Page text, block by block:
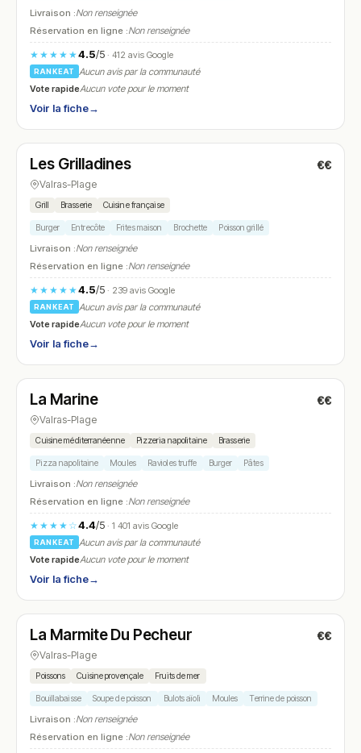
Livraison :Non renseignée
Réservation en ligne :Non renseignée
★★★★★4.5/5· 412 avis Google
RANKEAT
Aucun avis par la communauté
Vote rapideAucun vote pour le moment
Voir la fiche→
N° 14
Les Grilladines €€
Valras-Plage
Grill Brasserie Cuisine française
Burger Entrecôte Frites maison Brochette Poisson grillé
Livraison :Non renseignée
Réservation en ligne :Non renseignée
★★★★★4.5/5· 239 avis Google
RANKEAT
Aucun avis par la communauté
Vote rapideAucun vote pour le moment
Voir la fiche→
N° 15
La Marine €€
Valras-Plage
Cuisine méditerranéenne Pizzeria napolitaine Brasserie
Pizza napolitaine Moules Ravioles truffe Burger Pâtes
Livraison :Non renseignée
Réservation en ligne :Non renseignée
★★★★☆4.4/5· 1 401 avis Google
RANKEAT
Aucun avis par la communauté
Vote rapideAucun vote pour le moment
Voir la fiche→
N° 16
La Marmite Du Pecheur €€
Valras-Plage
Poissons Cuisine provençale Fruits de mer
Bouillabaisse Soupe de poisson Bulots aïoli Moules Terrine de poisson
Livraison :Non renseignée
Réservation en ligne :Non renseignée